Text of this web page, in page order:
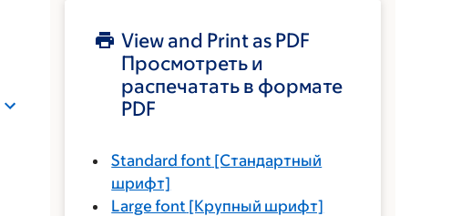
View and Print as PDF
Просмотреть и
распечатать в формате
PDF
Standard font [Стандартный
шрифт]
Large font [Крупный шрифт]